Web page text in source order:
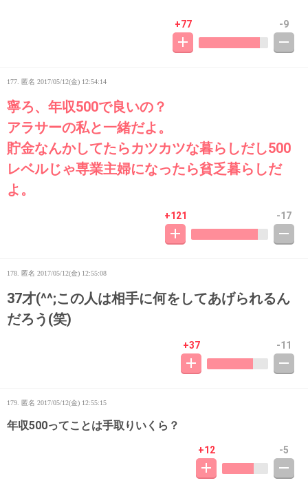
+77 -9
177. 匿名 2017/05/12(金) 12:54:14
寧ろ、年収500で良いの？
アラサーの私と一緒だよ。
貯金なんかしてたらカツカツな暮らしだし500
レベルじゃ専業主婦になったら貧乏暮らしだ
よ。
+121 -17
178. 匿名 2017/05/12(金) 12:55:08
37才(^^;この人は相手に何をしてあげられるん
だろう(笑)
+37 -11
179. 匿名 2017/05/12(金) 12:55:15
年収500ってことは手取りいくら？
+12 -5